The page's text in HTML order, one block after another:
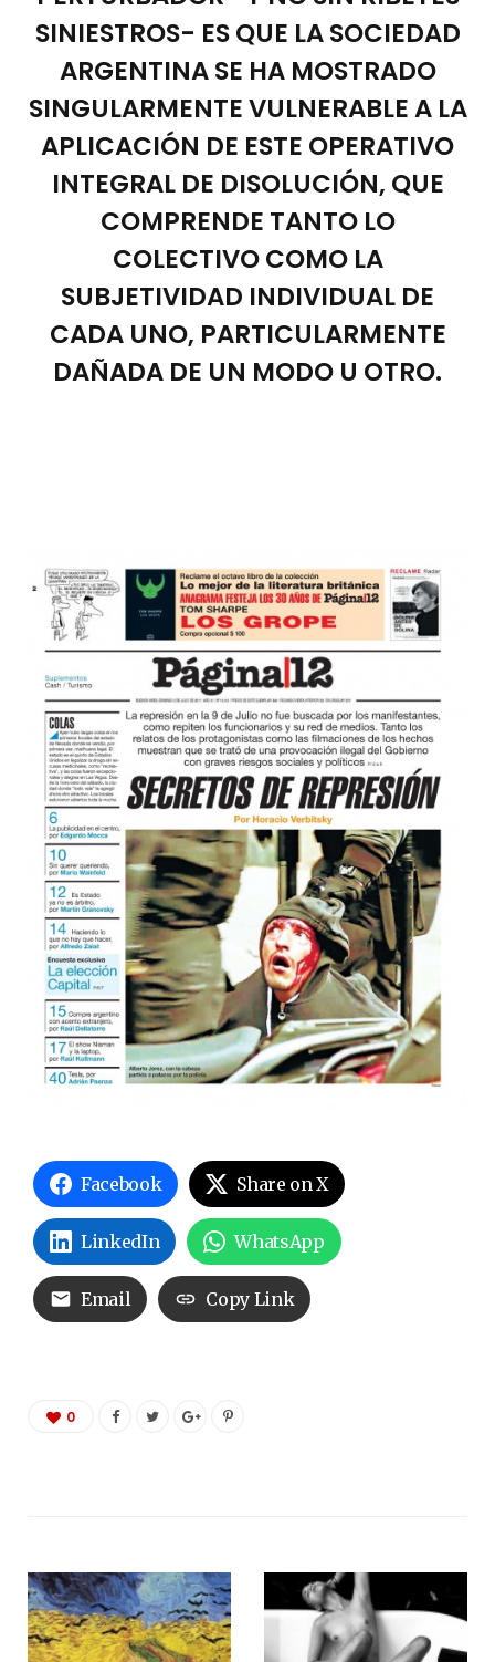
SINIESTROS- ES QUE LA SOCIEDAD
ARGENTINA SE HA MOSTRADO
SINGULARMENTE VULNERABLE A LA
APLICACIÓN DE ESTE OPERATIVO
INTEGRAL DE DISOLUCIÓN, QUE
COMPRENDE TANTO LO
COLECTIVO COMO LA
SUBJETIVIDAD INDIVIDUAL DE
CADA UNO, PARTICULARMENTE
DAÑADA DE UN MODO U OTRO.
Facebook Share on X
LinkedIn WhatsApp
Email Copy Link
0